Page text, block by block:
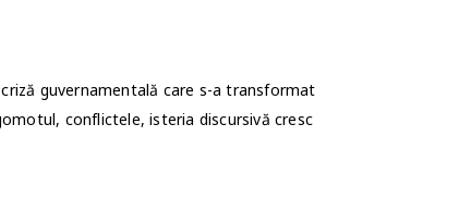
guvernamentală care s-a transformat
conflictele, isteria discursivă cresc